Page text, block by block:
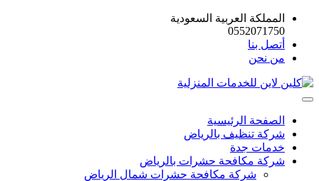
المملكة العربية السعودية
0552071750
أتصل بنا
من نحن
الصفحة الرئيسية
شركة تنظيف بالرياض
خدمات جدة
شركة مكافحة حشرات بالرياض
شركة مكافحة حشرات شمال الرياض